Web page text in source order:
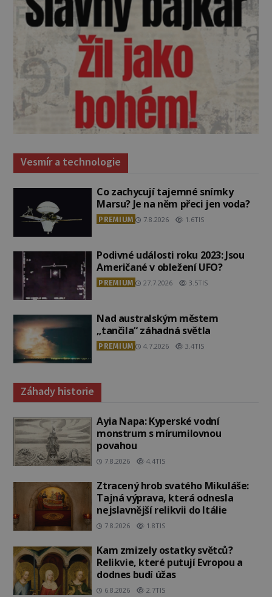
Vesmír a technologie
Co zachycují tajemné snímky
Marsu? Je na něm přeci jen voda?
PREMIUM 7.8.2026 1.6TIS
Podivné události roku 2023: Jsou
Američané v obležení UFO?
PREMIUM 27.7.2026 3.5TIS
Nad australským městem
„tančila“ záhadná světla
PREMIUM 4.7.2026 3.4TIS
Záhady historie
Ayia Napa: Kyperské vodní
monstrum s mírumilovnou
povahou
7.8.2026 4.4TIS
Ztracený hrob svatého Mikuláše:
Tajná výprava, která odnesla
nejslavnější relikvii do Itálie
7.8.2026 1.8TIS
Kam zmizely ostatky světců?
Relikvie, které putují Evropou a
dodnes budí úžas
6.8.2026 2.7TIS